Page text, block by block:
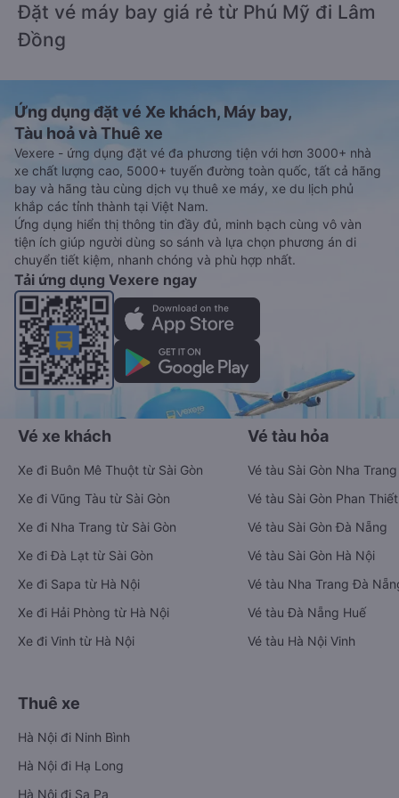
Đặt vé máy bay giá rẻ từ Phú Mỹ đi Lâm
Đồng
Ứng dụng đặt vé Xe khách, Máy bay,
Tàu hoả và Thuê xe
Vexere - ứng dụng đặt vé đa phương tiện với hơn 3000+ nhà
xe chất lượng cao, 5000+ tuyến đường toàn quốc, tất cả hãng
bay và hãng tàu cùng dịch vụ thuê xe máy, xe du lịch phủ
khắp các tỉnh thành tại Việt Nam.
Ứng dụng hiển thị thông tin đầy đủ, minh bạch cùng vô vàn
tiện ích giúp người dùng so sánh và lựa chọn phương án di
chuyển tiết kiệm, nhanh chóng và phù hợp nhất.
Tải ứng dụng Vexere ngay
Vé xe khách
Xe đi Buôn Mê Thuột từ Sài Gòn
Xe đi Vũng Tàu từ Sài Gòn
Xe đi Nha Trang từ Sài Gòn
Xe đi Đà Lạt từ Sài Gòn
Xe đi Sapa từ Hà Nội
Xe đi Hải Phòng từ Hà Nội
Xe đi Vinh từ Hà Nội
Vé tàu hỏa
Vé tàu Sài Gòn Nha Trang
Vé tàu Sài Gòn Phan Thiết
Vé tàu Sài Gòn Đà Nẵng
Vé tàu Sài Gòn Hà Nội
Vé tàu Nha Trang Đà
Vé tàu Đà Nẵng Huế
Vé tàu Hà Nội Vinh
Thuê xe
Hà Nội đi Ninh Bình
Hà Nội đi Hạ Long
Hà Nội đi Sa Pa